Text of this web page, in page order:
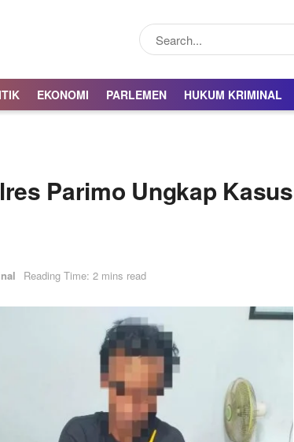
EKONOMI PARLEMEN HUKUM KRIMINAL
Parimo Ungkap Kasus
Reading Time: 2 mins read